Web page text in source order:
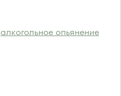
алкогольное опьянение